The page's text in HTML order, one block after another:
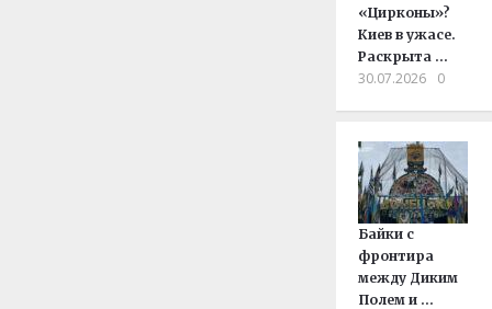
«Цирконы»?
Киев в ужасе.
Раскрыта …
30.07.2026 0
Байки с
фронтира
между Диким
Полем и …